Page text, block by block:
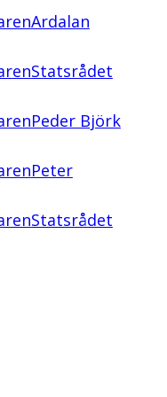
Ardalan
Statsrådet
Peder Björk
Peter
Statsrådet